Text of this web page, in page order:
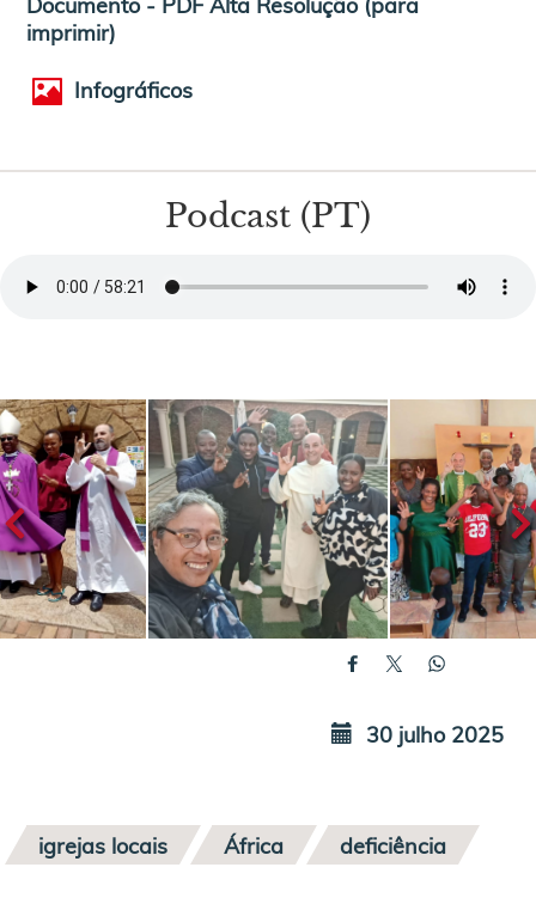
imprimir)
Infográficos
Podcast (PT)
30 julho 2025
igrejas locais África deficiência